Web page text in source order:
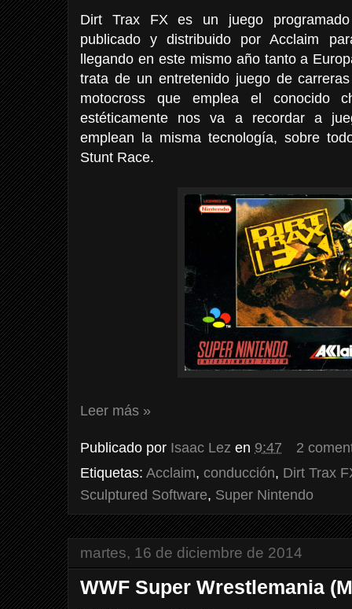
Dirt Trax FX es un juego
publicado y distribuido por Acclaim
llegando en este mismo año tanto a
trata de un entretenido juego de
motocross que emplea el conocido
estéticamente nos va a recordar a
emplean la misma tecnología, sobre
Stunt Race.
Leer más »
Publicado por Isaac Lez en 9:47
2
Etiquetas: Acclaim, conducción, Dirt Trax
Sculptured Software, Super Nintendo
martes, 16 de diciembre de 2014
WWF Super Wrestlemania